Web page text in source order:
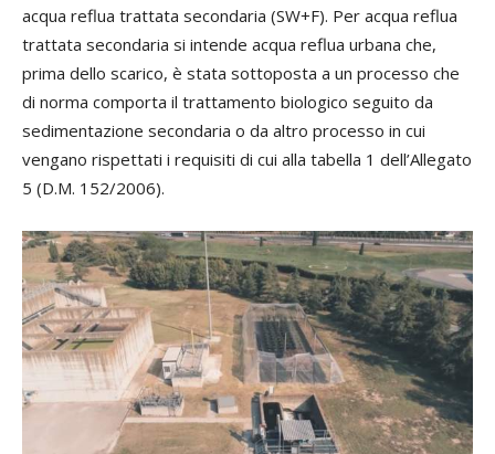
acqua reflua trattata secondaria (SW+F). Per acqua reflua
trattata secondaria si intende acqua reflua urbana che,
prima dello scarico, è stata sottoposta a un processo che
di norma comporta il trattamento biologico seguito da
sedimentazione secondaria o da altro processo in cui
vengano rispettati i requisiti di cui alla tabella 1 dell’Allegato
5 (D.M. 152/2006).